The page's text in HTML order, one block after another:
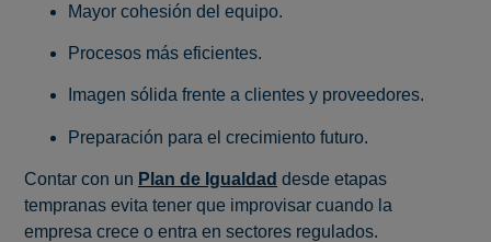
Mayor cohesión del equipo.
Procesos más eficientes.
Imagen sólida frente a clientes y proveedores.
Preparación para el crecimiento futuro.
Contar con un Plan de Igualdad desde etapas
tempranas evita tener que improvisar cuando la
empresa crece o entra en sectores regulados.